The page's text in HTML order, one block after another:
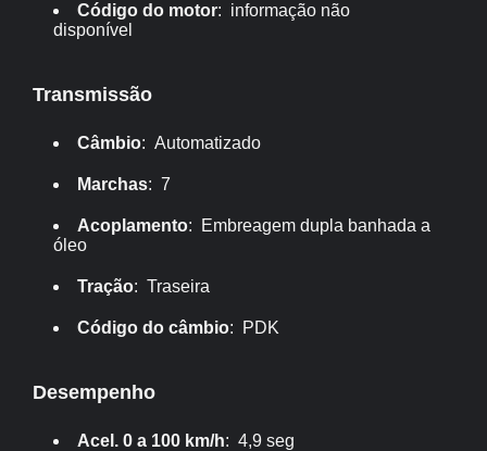
Código do motor: informação não
disponível
Transmissão
Câmbio: Automatizado
Marchas: 7
Acoplamento: Embreagem dupla banhada a
óleo
Tração: Traseira
Código do câmbio: PDK
Desempenho
Acel. 0 a 100 km/h: 4,9 seg